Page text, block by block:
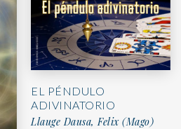
EL PÉNDULO
ADIVINATORIO
Llauge Dausa, Felix (Mago)